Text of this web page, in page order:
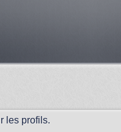
les profils.